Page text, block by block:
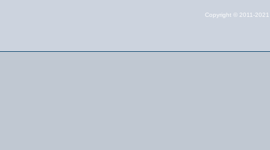
Copyright © 2011-